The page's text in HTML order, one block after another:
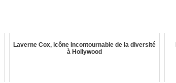
Laverne Cox, icône incontournable de la diversité
à Hollywood